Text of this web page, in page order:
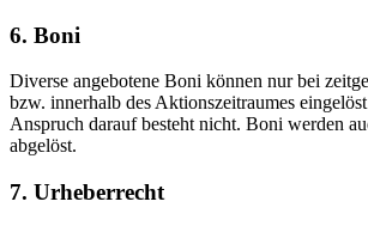
6. Boni
Diverse angebotene Boni können nur bei
bzw. innerhalb des Aktionszeitraumes
Anspruch darauf besteht nicht. Boni werden
abgelöst.
7. Urheberrecht